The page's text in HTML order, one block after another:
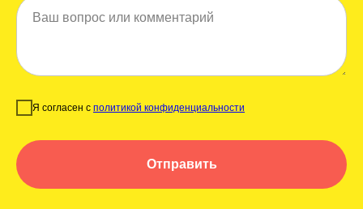
Ваш вопрос или комментарий
Я согласен с политикой конфиденциальности
Отправить